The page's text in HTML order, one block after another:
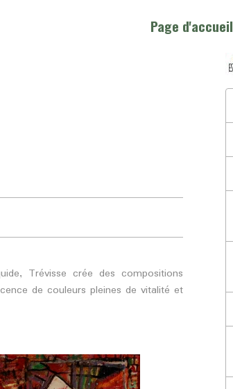
Page d'accueil
Trévisse crée des compositions
de couleurs pleines de vitalité et